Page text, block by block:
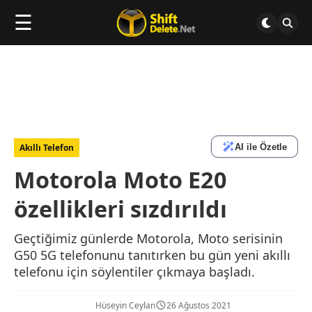
☰
Akıllı Telefon AI ile Özetle
Motorola Moto E20
özellikleri sızdırıldı
Geçtiğimiz günlerde Motorola, Moto serisinin
G50 5G telefonunu tanıtırken bu gün yeni akıllı
telefonu için söylentiler çıkmaya başladı.
Hüseyin Ceylan 26 Ağustos 2021